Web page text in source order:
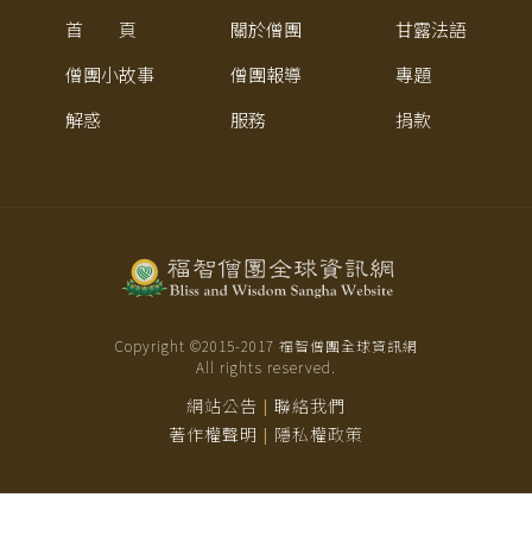
首 頁 關於僧團
甘露法語
僧團小故事
僧團報導
專題
解惑
服務 捐款
Copyright ©2015-2017 福智僧團全球資訊網
All rights reserved.
網站公告 | 聯絡我們
著作權聲明 | 隱私權政策